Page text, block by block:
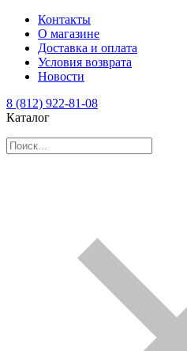
Контакты
О магазине
Доставка и оплата
Условия возврата
Новости
8 (812) 922-81-08
Каталог